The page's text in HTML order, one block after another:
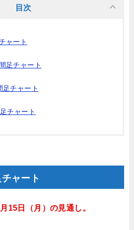
目次
ャート
足チャート
足チャート
チャート
ャート
15 日（月）の見通し 。